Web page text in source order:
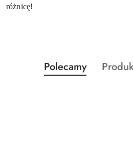
różnicę!
Pomiń karuzelę produktów
Produkty
o
Polecamy